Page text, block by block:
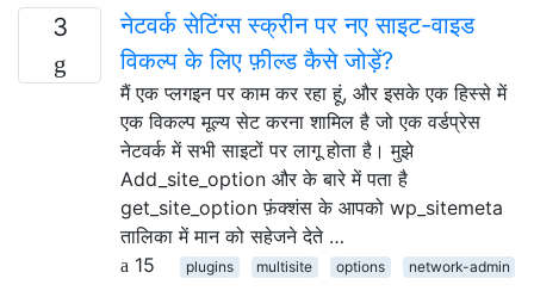
3
नेटवर्क सेटिंग्स स्क्रीन पर नए साइट-वाइड
विकल्प के लिए फ़ील्ड कैसे जोड़ें?
मैं एक प्लगइन पर काम कर रहा हूं, और इसके एक हिस्से में
एक विकल्प मूल्य सेट करना शामिल है जो एक वर्डप्रेस
नेटवर्क में सभी साइटों पर लागू होता है। मुझे
Add_site_option और के बारे में पता है
get_site_option फ़ंक्शंस के आपको wp_sitemeta
तालिका में मान को सहेजने देते …
15
plugins multisite options network-admin